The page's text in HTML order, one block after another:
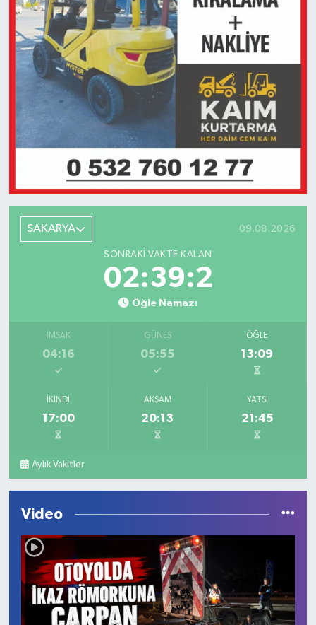
SAKARYA 09.08.2026
SONRAKI VAKTE KALAN
02:39:2
Öğle Namazı
İMSAK
04:16
GÜNEŞ
05:55
ÖĞLE
13:09
İKINDI
17:00
AKŞAM
20:13
YATSI
21:45
Aylık Vakitler
Video